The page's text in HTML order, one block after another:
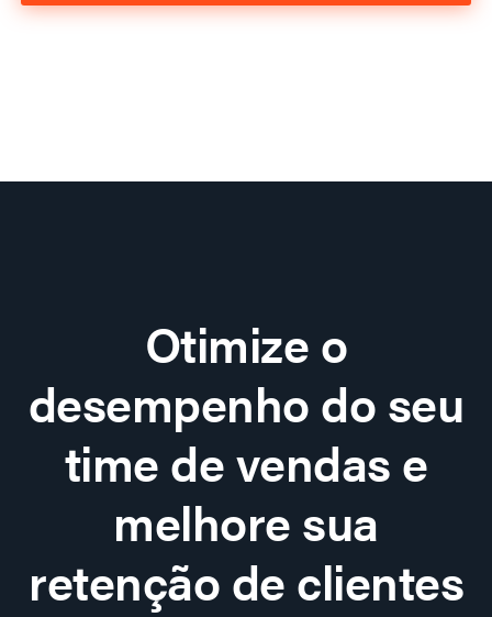
Otimize o
desempenho do seu
time de vendas e
melhore sua
retenção de clientes